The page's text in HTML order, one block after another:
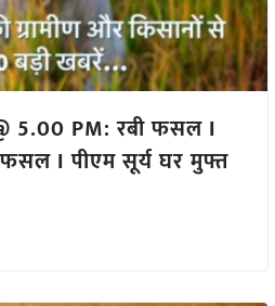
5.00 PM: रबी फसल I
I पीएम सूर्य घर मुफ्त